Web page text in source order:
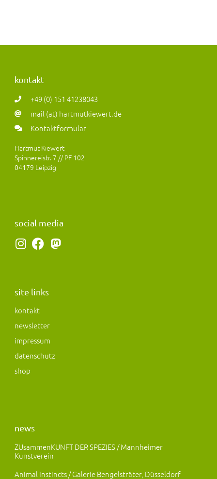
kontakt
+49 (0) 151 41238043
mail (at) hartmutkiewert.de
Kontaktformular
Hartmut Kiewert
Spinnereistr. 7 // PF 102
04179 Leipzig
social media
I
a
r
a
m
F
b
o
k
M
site links
kontakt
newsletter
impressum
datenschutz
shop
news
ZUsammenKUNFT DER SPEZIES / Mannheimer
Kunstverein
Animal Instincts / Galerie Bengelsträter, Düsseldorf